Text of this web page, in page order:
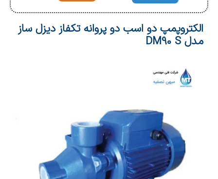
الکتروپمپ دو اسب دو پروانه تکفاز دیزل ساز
مدل DM90 S